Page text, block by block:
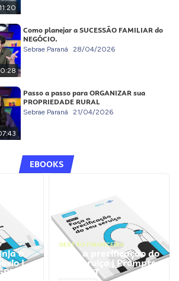
Como planejar a SUCESSÃO FAMILIAR do
NEGÓCIO.
Sebrae Paraná 28/04/2026
Passo a passo para ORGANIZAR sua
PROPRIEDADE RURAL
Sebrae Paraná 21/04/2026
EBOOKS
o
|
GESTÃO FINANCEIRA
Faça a precificação do
seu serviço | Prompts
ChatGPT